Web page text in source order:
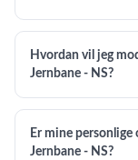
Hvordan vil jeg
Jernbane - NS?
Er mine
Jernbane - NS?